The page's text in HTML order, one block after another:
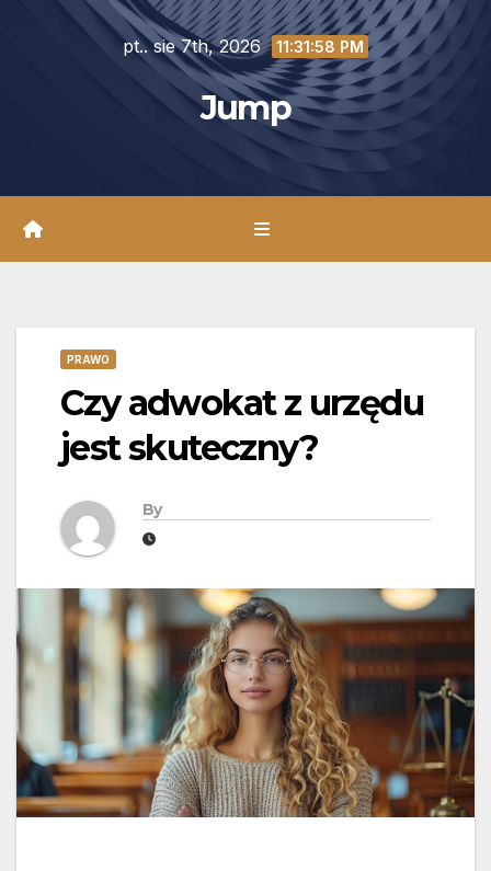
pt.. sie 7th, 2026 11:31:59 PM
Jump
PRAWO
Czy adwokat z urzędu
jest skuteczny?
By